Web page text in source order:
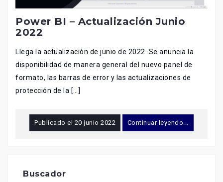
Power BI – Actualización Junio
2022
Llega la actualización de junio de 2022. Se anuncia la
disponibilidad de manera general del nuevo panel de
formato, las barras de error y las actualizaciones de
protección de la […]
Publicado el 20 junio 2022 Continuar leyendo...
Buscador